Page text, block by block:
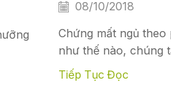
08/10/2018
Chứng mất ngủ theo
như thế nào, chúng
Tiếp Tục Đọc